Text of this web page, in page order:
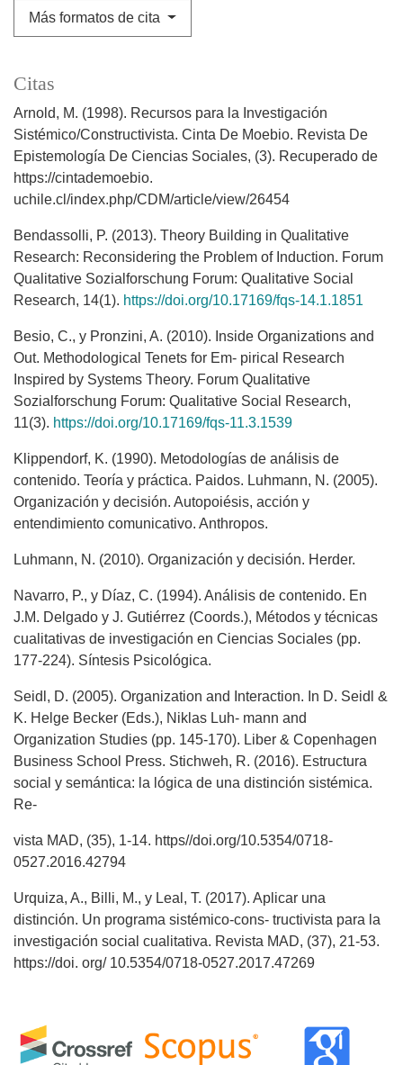
Más formatos de cita
Citas
Arnold, M. (1998). Recursos para la Investigación
Sistémico/Constructivista. Cinta De Moebio. Revista De
Epistemología De Ciencias Sociales, (3). Recuperado de
https://cintademoebio.
uchile.cl/index.php/CDM/article/view/26454
Bendassolli, P. (2013). Theory Building in Qualitative
Research: Reconsidering the Problem of Induction. Forum
Qualitative Sozialforschung Forum: Qualitative Social
Research, 14(1). https://doi.org/10.17169/fqs-14.1.1851
Besio, C., y Pronzini, A. (2010). Inside Organizations and
Out. Methodological Tenets for Em- pirical Research
Inspired by Systems Theory. Forum Qualitative
Sozialforschung Forum: Qualitative Social Research,
11(3). https://doi.org/10.17169/fqs-11.3.1539
Klippendorf, K. (1990). Metodologías de análisis de
contenido. Teoría y práctica. Paidos. Luhmann, N. (2005).
Organización y decisión. Autopoiésis, acción y
entendimiento comunicativo. Anthropos.
Luhmann, N. (2010). Organización y decisión. Herder.
Navarro, P., y Díaz, C. (1994). Análisis de contenido. En
J.M. Delgado y J. Gutiérrez (Coords.), Métodos y técnicas
cualitativas de investigación en Ciencias Sociales (pp.
177-224). Síntesis Psicológica.
Seidl, D. (2005). Organization and Interaction. In D. Seidl &
K. Helge Becker (Eds.), Niklas Luh- mann and
Organization Studies (pp. 145-170). Liber & Copenhagen
Business School Press. Stichweh, R. (2016). Estructura
social y semántica: la lógica de una distinción sistémica.
Re-
vista MAD, (35), 1-14. https//doi.org/10.5354/0718-
0527.2016.42794
Urquiza, A., Billi, M., y Leal, T. (2017). Aplicar una
distinción. Un programa sistémico-cons- tructivista para la
investigación social cualitativa. Revista MAD, (37), 21-53.
https://doi. org/ 10.5354/0718-0527.2017.47269